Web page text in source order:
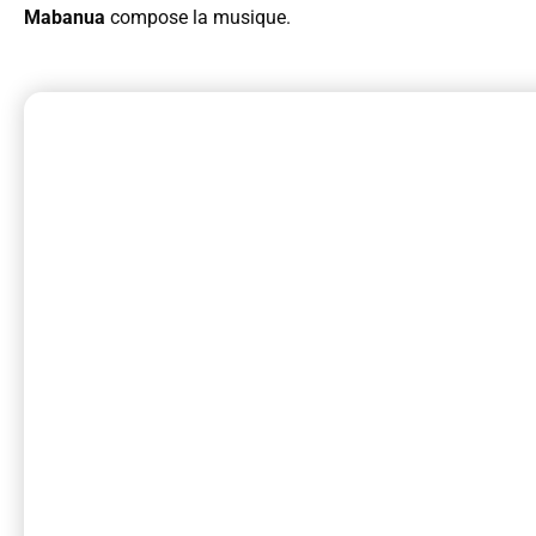
Mabanua compose la musique.